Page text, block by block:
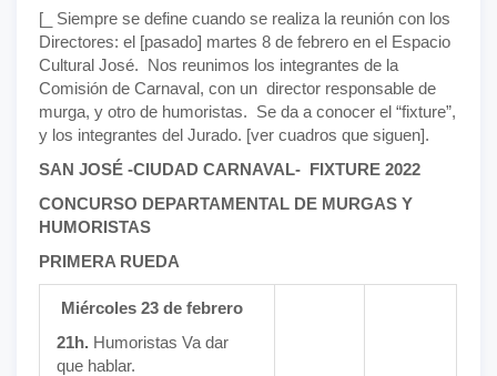
[_ Siempre se define cuando se realiza la reunión con los
Directores: el [pasado] martes 8 de febrero en el Espacio
Cultural José. Nos reunimos los integrantes de la
Comisión de Carnaval, con un director responsable de
murga, y otro de humoristas. Se da a conocer el “fixture”,
y los integrantes del Jurado. [ver cuadros que siguen].
SAN JOSÉ -CIUDAD CARNAVAL- FIXTURE 2022
CONCURSO DEPARTAMENTAL DE MURGAS Y
HUMORISTAS
PRIMERA RUEDA
Miércoles 23 de febrero
21h. Humoristas Va dar
que hablar.